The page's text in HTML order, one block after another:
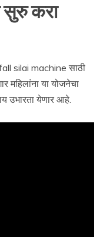
सुरु करा
silai machine साठी
महिलांना या योजनेचा
उभारता येणार आहे.